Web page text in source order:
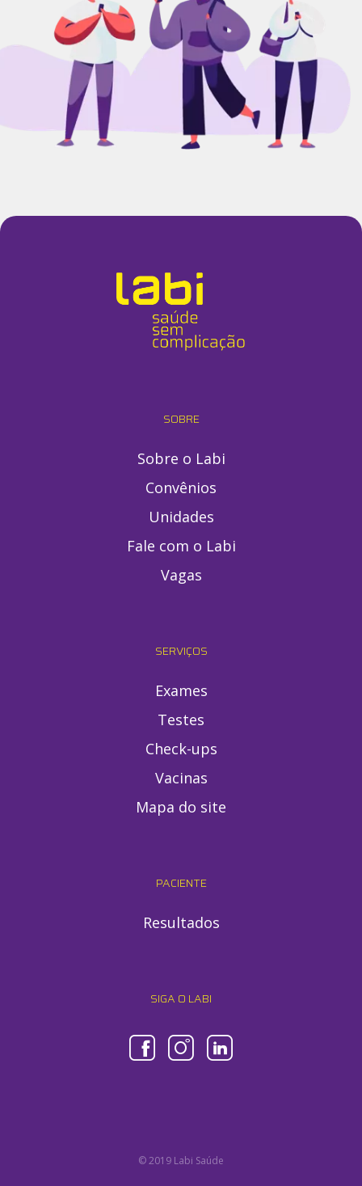
SOBRE
Sobre o Labi
Convênios
Unidades
Fale com o Labi
Vagas
SERVIÇOS
Exames
Testes
Check-ups
Vacinas
Mapa do site
PACIENTE
Resultados
SIGA O LABI
© 2019 Labi Saúde